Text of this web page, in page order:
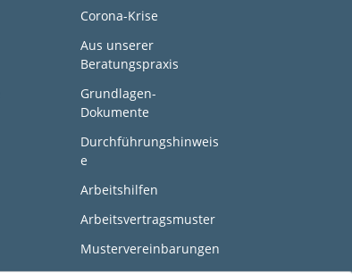
Corona-Krise
Aus unserer
Beratungspraxis
Grundlagen-
Dokumente
Durchführungshinweis
e
Arbeitshilfen
Arbeitsvertragsmuster
Mustervereinbarungen